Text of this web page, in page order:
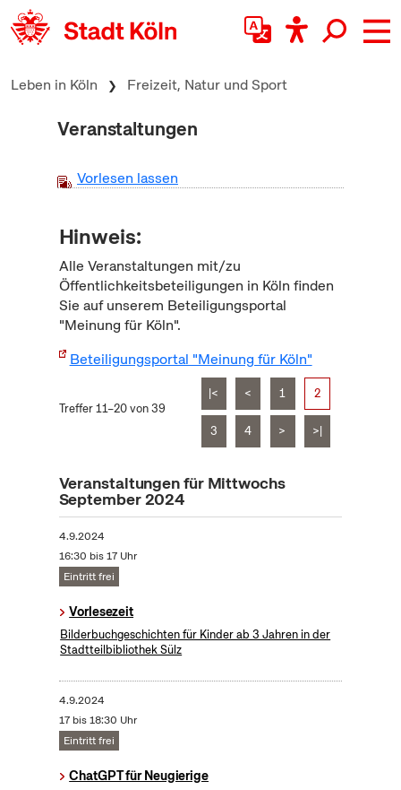
zum Inhalt springen
Leben in Köln Freizeit, Natur und Sport
Veranstaltungen
Vorlesen lassen
Hinweis:
Alle Veranstaltungen mit/zu
Öffentlichkeitsbeteiligungen in Köln finden
Sie auf unserem Beteiligungsportal
"Meinung für Köln".
Beteiligungsportal "Meinung für Köln"
Treffer 11–20 von 39
|< < 1 2
3 4 > >|
Veranstaltungen für Mittwochs
September 2024
4.9.2024
16:30 bis 17 Uhr
Eintritt frei
Vorlesezeit
Bilderbuchgeschichten für Kinder ab 3 Jahren in der
Stadtteilbibliothek Sülz
4.9.2024
17 bis 18:30 Uhr
Eintritt frei
ChatGPT für Neugierige